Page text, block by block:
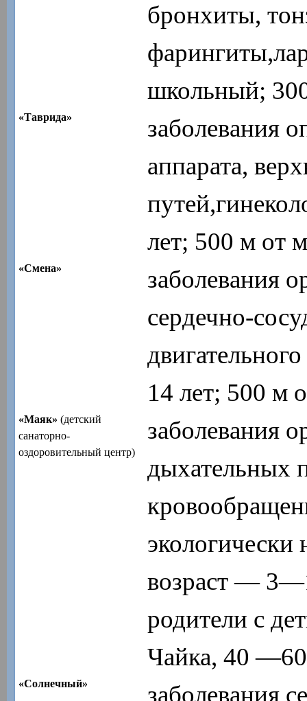
бронхиты,
школьный;
«Таврида»
заболевания
аппарата,
лет; 500 м от
«Смена»
заболевания
сердечно-
14 лет; 500 м
«Маяк» (детский
санаторно-
оздоровительный центр)
заболевания
дыхательных
экологически
возраст —
родители с
Чайка, 40
«Солнечный» заболевания